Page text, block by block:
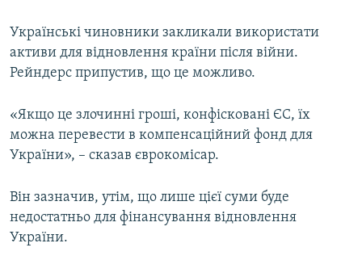
Українські чиновники закликали використати
активи для відновлення країни після війни.
Рейндерс припустив, що це можливо.
«Якщо це злочинні гроші, конфісковані ЄС, їх
можна перевести в компенсаційний фонд для
України», – сказав єврокомісар.
Він зазначив, утім, що лише цієї суми буде
недостатньо для фінансування відновлення
України.